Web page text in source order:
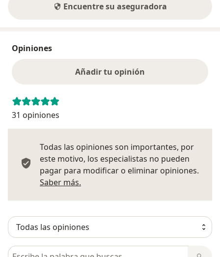
Encuentre su aseguradora
Opiniones
Añadir tu opinión
31 opiniones
Todas las opiniones son importantes, por
este motivo, los especialistas no pueden
pagar para modificar o eliminar opiniones.
Saber más.
Busca en opiniones